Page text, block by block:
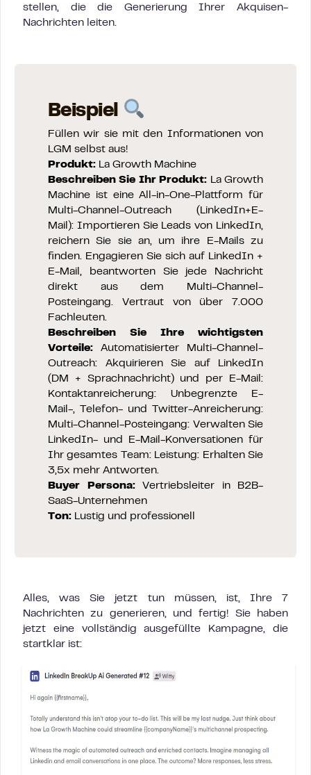
stellen, die die Generierung Ihrer Akquisen-
Nachrichten leiten.
Beispiel
Füllen wir sie mit den Informationen von
LGM selbst aus!
Produkt: La Growth Machine
Beschreiben Sie Ihr Produkt: La Growth
Machine ist eine All-in-One-Plattform für
Multi-Channel-Outreach (LinkedIn+E-
Mail): Importieren Sie Leads von LinkedIn,
reichern Sie sie an, um ihre E-Mails zu
finden. Engagieren Sie sich auf LinkedIn +
E-Mail, beantworten Sie jede Nachricht
direkt aus dem Multi-Channel-
Posteingang. Vertraut von über 7.000
Fachleuten.
Beschreiben Sie Ihre wichtigsten
Vorteile: Automatisierter Multi-Channel-
Outreach: Akquirieren Sie auf LinkedIn
(DM + Sprachnachricht) und per E-Mail:
Kontaktanreicherung: Unbegrenzte E-
Mail-, Telefon- und Twitter-Anreicherung:
Multi-Channel-Posteingang: Verwalten Sie
LinkedIn- und E-Mail-Konversationen für
Ihr gesamtes Team: Leistung: Erhalten Sie
3,5x mehr Antworten.
Buyer Persona:Vertriebsleiter in B2B-
SaaS-Unternehmen
Ton: Lustig und professionell
Alles, was Sie jetzt tun müssen, ist, Ihre 7
Nachrichten zu generieren, und fertig! Sie haben
jetzt eine vollständig ausgefüllte Kampagne, die
startklar ist: